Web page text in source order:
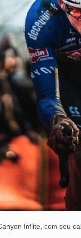
Inflite, com seu